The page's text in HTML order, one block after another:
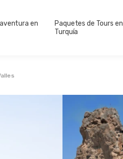
en
Paquetes de Tours en
Turquía